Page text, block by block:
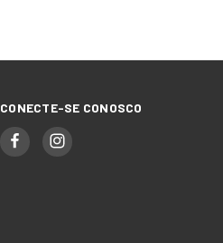
CONECTE-SE CONOSCO